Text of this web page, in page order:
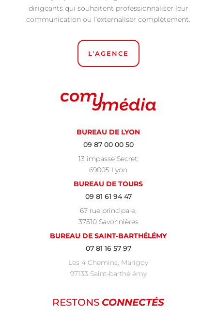
dirigeants qui souhaitent professionnaliser leur
communication ou l’externaliser complètement.
L'AGENCE
BUREAU DE LYON
09 87 00 00 50
13 impasse Secret,
69005 Lyon
BUREAU DE TOURS
09 81 61 94 47
67 rue principale,
37510 Savonnières
BUREAU DE SAINT-BARTHÉLÉMY
07 81 16 57 97
Les 4 Chemins, Marigoy
97133 Saint-barthélémy
RESTONS CONNECTÉS